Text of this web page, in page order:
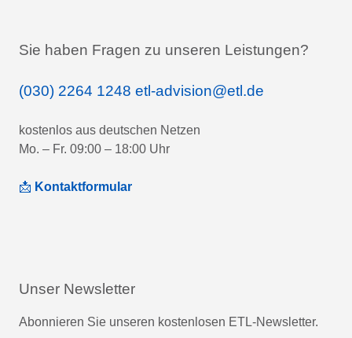
Sie haben Fragen zu unseren Leistungen?
(030) 2264 1248 etl-advision@etl.de
kostenlos aus deutschen Netzen
Mo. – Fr. 09:00 – 18:00 Uhr
📩 Kontaktformular
Unser Newsletter
Abonnieren Sie unseren kostenlosen ETL-Newsletter.